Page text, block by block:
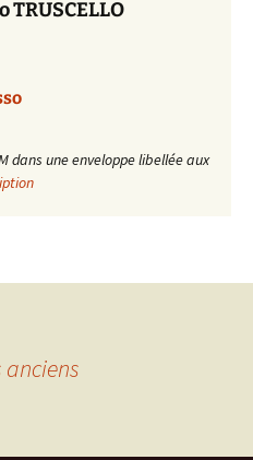
TRUSCELLO
dans une enveloppe libellée aux